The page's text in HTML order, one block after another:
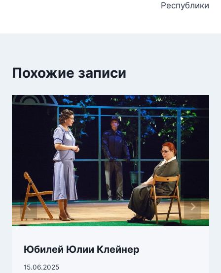
Республики
Похожие записи
Юбилей Юлии Клейнер
15.06.2025